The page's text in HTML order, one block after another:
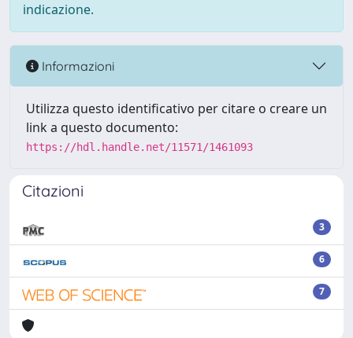
indicazione.
Informazioni
Utilizza questo identificativo per citare o creare un
link a questo documento:
https://hdl.handle.net/11571/1461093
Citazioni
3
6
7